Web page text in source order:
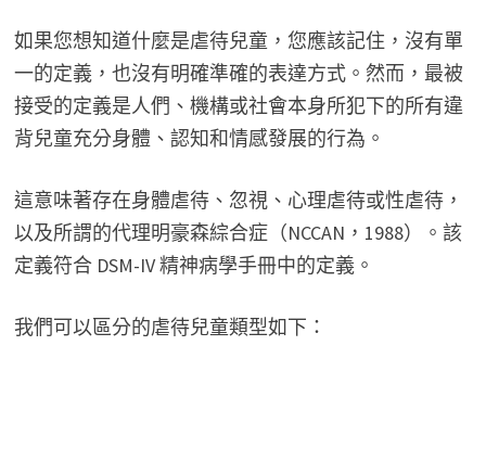
如果您想知道什麼是虐待兒童，您應該記住，沒有單
一的定義，也沒有明確準確的表達方式。然而，最被
接受的定義是人們、機構或社會本身所犯下的所有違
背兒童充分身體、認知和情感發展的行為。
這意味著存在身體虐待、忽視、心理虐待或性虐待，
以及所謂的代理明豪森綜合症（NCCAN，1988）。該
定義符合 DSM-IV 精神病學手冊中的定義。
我們可以區分的虐待兒童類型如下：